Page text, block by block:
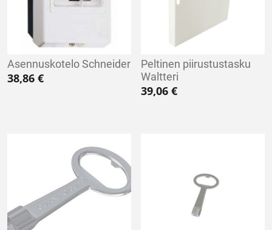
Asennuskotelo Schneider
38,86 €
Peltinen piirustustasku
Waltteri
39,06€